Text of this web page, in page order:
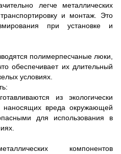
легче металлических
и монтаж. Это
при установке и
полимерпесчаные люки,
обеспечивает их длительный
условиях.
из экологически
наносящих вреда окружающей
для использования в
компонентов